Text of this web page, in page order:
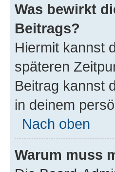
Was bewirkt
Beitrags?
Hiermit kannst
späteren
Beitrag kannst
in deinem
Nach oben
Warum muss